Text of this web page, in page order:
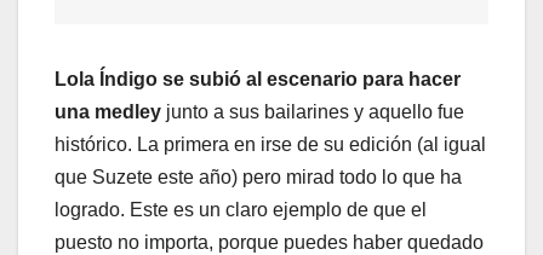
Lola Índigo se subió al escenario para hacer
una medley junto a sus bailarines y aquello fue
histórico. La primera en irse de su edición (al igual
que Suzete este año) pero mirad todo lo que ha
logrado. Este es un claro ejemplo de que el
puesto no importa, porque puedes haber quedado